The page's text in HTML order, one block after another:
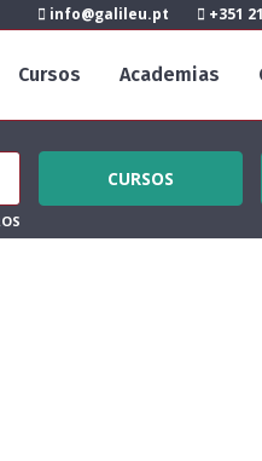
info@galileu.pt +351
Cursos Academias
CURSOS